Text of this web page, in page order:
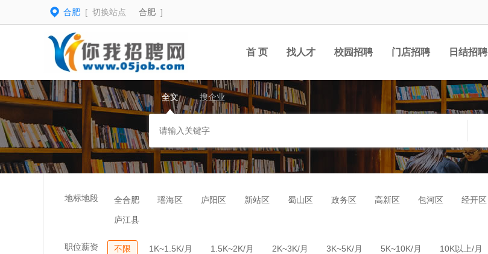
合肥 [ 切换站点 合肥 ]
首 页 找人才 校园招聘 门店招聘 日结招聘
全文 搜企业
地标地段 全合肥 瑶海区 庐阳区 新站区 蜀山区 政务区 高新区 包河区 经开区
庐江县
职位薪资 不限 1K~1.5K/月 1.5K~2K/月 2K~3K/月 3K~5K/月 5K~10K/月 10K以上/月